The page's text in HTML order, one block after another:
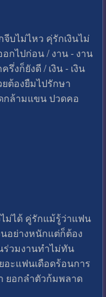
บไม่ไหว คุ่รักเงินไม่
กไปก่อน / งาน - งาน
งก็ยังดี / เงิน - เงิน
ต้องยืมไปรักษา
กล้ามแขน ปวดคอ
ม่ได้ คู่รักแม้รู้ว่าแฟน
อย่างหนักแต่ก็ต้อง
ร่วมงานทำไม่ทัน
อะแฟนเดือดร้อนการ
ยอกลำตัวก้มพลาด